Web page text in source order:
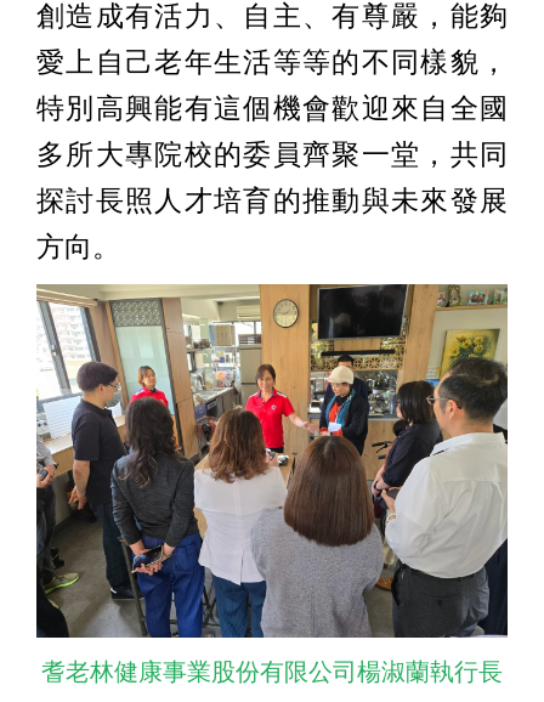
創造成有活力、自主、有尊嚴，能夠
愛上自己老年生活等等的不同樣貌，
特別高興能有這個機會歡迎來自全國
多所大專院校的委員齊聚一堂，共同
探討長照人才培育的推動與未來發展
方向。
耆老林健康事業股份有限公司楊淑蘭執行長